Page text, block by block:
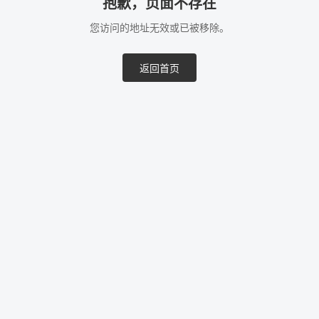
抱歉，页面不存在
您访问的地址无效或已被移除。
返回首页